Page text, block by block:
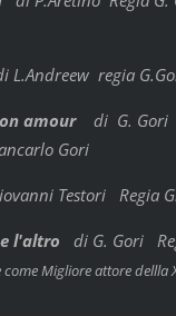
L.Andreew regia
amour di G. Gori
Gori
Testori Regia
l'altro
di G. Gori
Migliore attore dellla